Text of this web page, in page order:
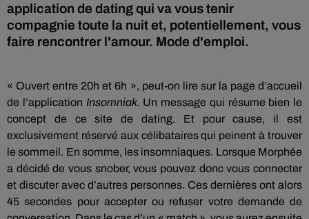
application de dating qui va vous tenir
compagnie toute la nuit et, potentiellement, vous
faire rencontrer l'amour. Mode d'emploi.
« Ouvert entre 20h et 6h », peut-on lire sur la page d’accueil
de l’application Insomniak. Un message qui résume bien le
concept de ce site de
dating.
Et pour cause, il est
exclusivement réservé aux célibataires qui peinent à trouver
le sommeil. En somme, les insomniaques. Lorsque Morphée
a décidé de vous snober, vous pouvez donc vous connecter
et discuter avec d’autres personnes. Ces dernières ont alors
45 secondes pour accepter ou refuser votre demande de